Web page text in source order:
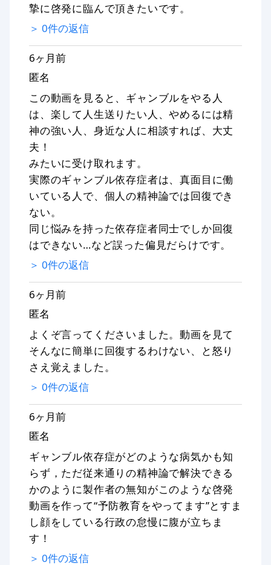
摯に啓発に臨んで頂きたいです。
＞ 0件の返信
6ヶ月前
匿名
この動画を見ると、ギャンブルをやる人
は、楽して人生送りたい人、やめるには精
神の強い人、身近な人に相談すれば、大丈
夫！
みたいに受け取れます。
実際のギャンブル依存症者は、真面目に働
いている人で、個人の精神論では回復でき
ない。
同じ悩みを持った依存症者同士でしか回復
はできない…など誤った偏見だらけです。
＞ 0件の返信
6ヶ月前
匿名
よくぞ言ってくださいました。動画を見て
そんなに簡単に回復するわけない、と怒り
さえ覚えました。
＞ 0件の返信
6ヶ月前
匿名
ギャンブル依存症がどのような病気かも知
らず，ただ従来通りの精神論で解決できる
かのように製作者の無知がこのような啓発
動画を作って“予防教育をやってます”とすま
し顔をしている行政の怠慢に腹が立ちま
す！
＞ 0件の返信